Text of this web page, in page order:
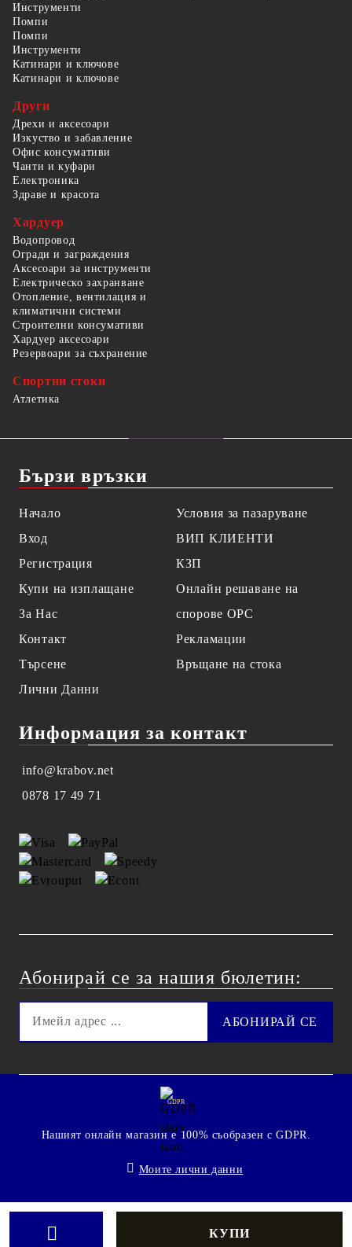
Инструменти
Помпи
Помпи
Инструменти
Катинари и ключове
Катинари и ключове
Други
Дрехи и аксесоари
Изкуство и забавление
Офис консумативи
Чанти и куфари
Електроника
Здраве и красота
Хардуер
Водопровод
Огради и заграждения
Аксесоари за инструменти
Електрическо захранване
Отопление, вентилация и
климатични системи
Строителни консумативи
Хардуер аксесоари
Резервоари за съхранение
Спортни стоки
Атлетика
Бързи връзки
Начало
Вход
Регистрация
Купи на изплащане
За Нас
Контакт
Търсене
Лични Данни
Условия за пазаруване
ВИП КЛИЕНТИ
КЗП
Онлайн решаване на
спорове OPC
Рекламации
Връщане на стока
Информация за контакт
info@krabov.net
0878 17 49 71
Абонирай се за нашия бюлетин:
GDPR
Нашият онлайн магазин е 100% съобразен с GDPR.
Моите лични данни